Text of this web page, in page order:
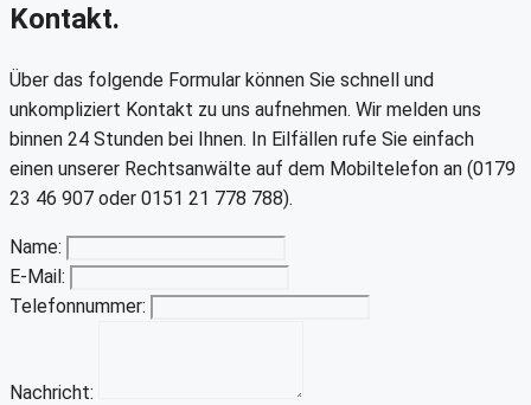
Kontakt.
Über das folgende Formular können Sie schnell und
unkompliziert Kontakt zu uns aufnehmen. Wir melden uns
binnen 24 Stunden bei Ihnen. In Eilfällen rufe Sie einfach
einen unserer Rechtsanwälte auf dem Mobiltelefon an (0179
23 46 907 oder 0151 21 778 788).
Name:
E-Mail:
Telefonnummer:
Nachricht: